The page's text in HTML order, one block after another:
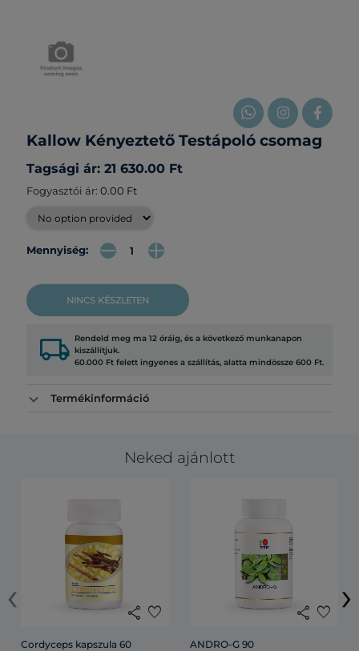
Kallow Kényeztető Testápoló csomag
Tagsági ár: 21 630.00 Ft
Fogyasztói ár: 0.00 Ft
Mennyiség:
NINCS KÉSZLETEN
local_shipping Rendeld meg ma 12 óráig, és a következő munkanapon
kiszállítjuk.
60.000 Ft felett ingyenes a szállítás, alatta mindössze 600 Ft.
Termékinformáció
Neked ajánlott
share favorite
Cordyceps kapszula 60
share favorite
ANDRO-G 90
‹ ›